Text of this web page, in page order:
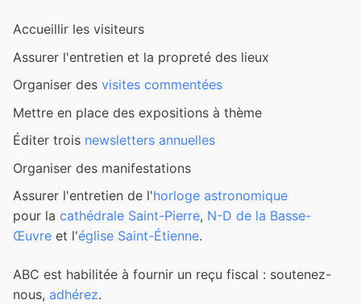
Accueillir les visiteurs
Assurer l'entretien et la propreté des lieux
Organiser des visites commentées
Mettre en place des expositions à thème
Éditer trois newsletters annuelles
Organiser des manifestations
Assurer l'entretien de l'horloge astronomique
pour la cathédrale Saint-Pierre, N-D de la Basse-
Œuvre et l'église Saint-Étienne.
ABC est habilitée à fournir un reçu fiscal : soutenez-
nous, adhérez.